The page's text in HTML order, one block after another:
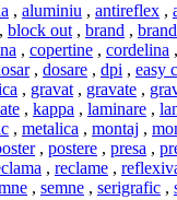
, aluminiu , antireflex ,
, block out , brand ,
, copertine , cordelina ,
, dosare , dpi , easy
, gravat , gravate ,
, kappa , laminare ,
, metalica , montaj ,
, postere , presa ,
, reclame ,
, semne , serigrafic ,